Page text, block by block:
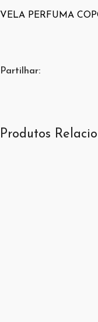
VELA PERFUMA
Partilhar:
Produtos